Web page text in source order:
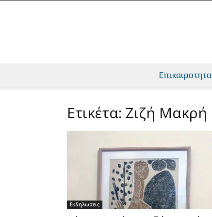
Επικαιροτητα
Ετικέτα: Ζιζή Μακρή
Εκδηλωσεις